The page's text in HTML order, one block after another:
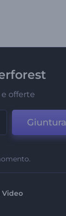
offerte
Giuntura
Video